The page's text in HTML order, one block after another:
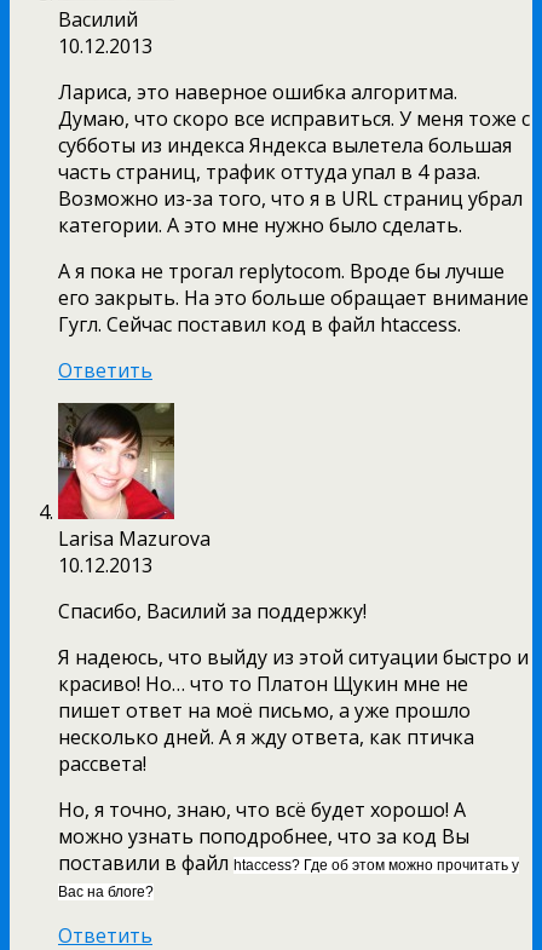
Василий
10.12.2013
Лариса, это наверное ошибка алгоритма.
Думаю, что скоро все исправиться. У меня тоже с
субботы из индекса Яндекса вылетела большая
часть страниц, трафик оттуда упал в 4 раза.
Возможно из-за того, что я в URL страниц убрал
категории. А это мне нужно было сделать.
А я пока не трогал replytocom. Вроде бы лучше
его закрыть. На это больше обращает внимание
Гугл. Сейчас поставил код в файл htaccess.
Ответить
Larisa Mazurova
10.12.2013
Спасибо, Василий за поддержку!
Я надеюсь, что выйду из этой ситуации быстро и
красиво! Но… что то Платон Щукин мне не
пишет ответ на моё письмо, а уже прошло
несколько дней. А я жду ответа, как птичка
рассвета!
Но, я точно, знаю, что всё будет хорошо! А
можно узнать поподробнее, что за код Вы
поставили в файл htaccess? Где об этом можно прочитать у
Вас на блоге?
Ответить